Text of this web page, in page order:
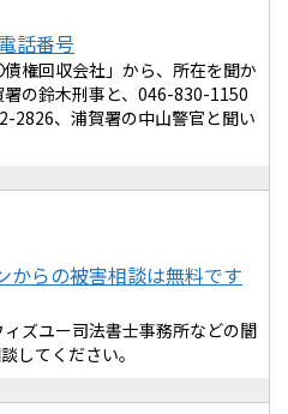
話番号
権回収会社」から、所在を聞か
の鈴木刑事と、046-830-1150
2826、浦賀署の中山警官と聞い
からの被害相談は無料です
ズユー司法書士事務所などの闇
してください。